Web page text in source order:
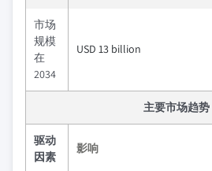
市场
规模
在
2034
USD 13 billion
主要市场趋势
驱动
因素
影响